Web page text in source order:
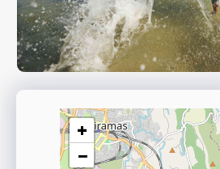
+
−